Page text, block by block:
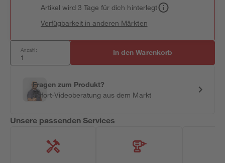
Artikel wird 3 Tage für dich hinterlegt
Verfügbarkeit in anderen Märkten
Anzahl: In den Warenkorb
Fragen zum Produkt?
Sofort-Videoberatung aus dem Markt
Unsere passenden Services